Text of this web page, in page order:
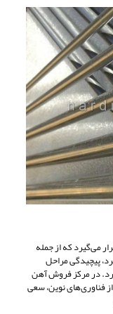
می‌گیرد که از جمله
پیچیدگی مراحل
در مرکز فروش آهن
از فناوری‌های نوین، سعی